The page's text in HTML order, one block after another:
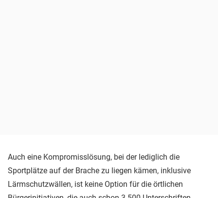
Auch eine Kompromisslösung, bei der lediglich die
Sportplätze auf der Brache zu liegen kämen, inklusive
Lärmschutzwällen, ist keine Option für die örtlichen